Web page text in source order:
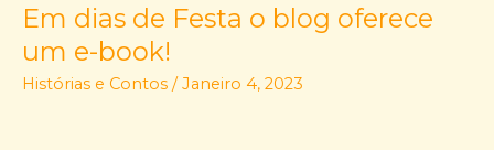
Em dias de Festa o blog oferece
um e-book!
Histórias e Contos /Janeiro 4, 2023
Em
de
Festa